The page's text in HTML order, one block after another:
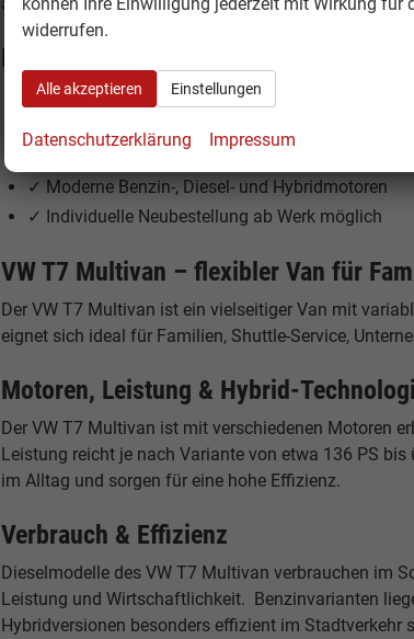
Ihre Vorteile beim VW T7 Multivan
✓ Bis zu 30% günstiger als deutsche Listenpreise
✓ Volle Herstellergarantie in Europa
✓ Moderne Benzin-, Diesel- und Hybridmotoren
✓ Individuelle Neubestellung ab Werk möglich
VW T7 Multivan – flexibler Van für
Der VW T7 Multivan ist ein vielseitiger Van mit
eignet sich ideal für Familien, Shuttle-Service,
Motoren, Leistung & Hybrid-
Der VW T7 Multivan ist mit verschiedenen Motoren
Leistung reicht je nach Variante von etwa 136 PS
im Alltag und sorgen für eine hohe Effizienz.
Verbrauch & Effizienz
Dieselmodelle des VW T7 Multivan verbrauchen im
Leistung und Wirtschaftlichkeit. Benzinvarianten
Hybridversionen besonders effizient im Stadtverkehr
widerrufen.
Alle akzeptieren Einstellungen
Datenschutzerklärung Impressum